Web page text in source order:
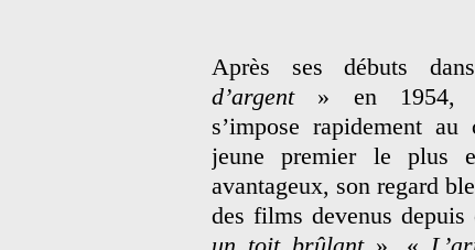
Après ses débuts
d’argent» en 1954,
s’impose rapidement
jeune premier le plus
avantageux, son regard
des films devenus depuis